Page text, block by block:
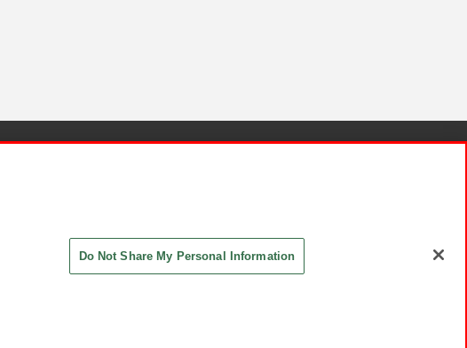
Do Not Share My Personal Information